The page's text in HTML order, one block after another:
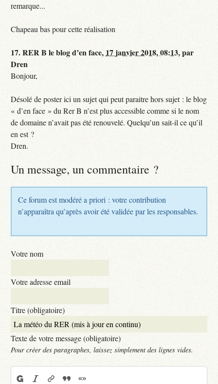
remarque...
Chapeau bas pour cette réalisation
17.RER B le blog d’en face, 17 janvier 2018, 08:13,par
Dren
Bonjour,
Désolé de poster ici un sujet qui peut paraitre hors sujet : le blog
« d’en face » du Rer B n’est plus accessible comme si le nom
de domaine n’avait pas été renouvelé. Quelqu’un sait-il ce qu’il
en est ?
Dren.
Un message, un commentaire ?
Ce forum est modéré a priori : votre contribution
n’apparaîtra qu’après avoir été validée par les responsables.
Votre nom
Votre adresse email
Titre (obligatoire)
Texte de votre message (obligatoire)
Pour créer des paragraphes, laissez simplement des lignes vides.